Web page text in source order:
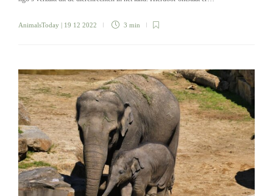
AnimalsToday | 19 12 2022 3 min